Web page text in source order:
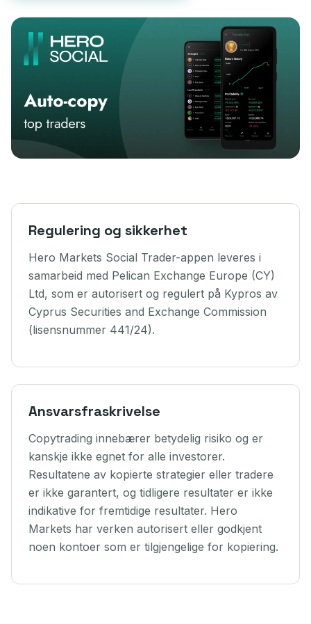
Regulering og sikkerhet
Hero Markets Social Trader-appen leveres i
samarbeid med Pelican Exchange Europe (CY)
Ltd, som er autorisert og regulert på Kypros av
Cyprus Securities and Exchange Commission
(lisensnummer 441/24).
Ansvarsfraskrivelse
Copytrading innebærer betydelig risiko og er
kanskje ikke egnet for alle investorer.
Resultatene av kopierte strategier eller tradere
er ikke garantert, og tidligere resultater er ikke
indikative for fremtidige resultater. Hero
Markets har verken autorisert eller godkjent
noen kontoer som er tilgjengelige for kopiering.